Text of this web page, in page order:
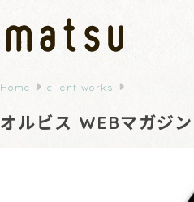
Home client works
オルビス WEBマガジ